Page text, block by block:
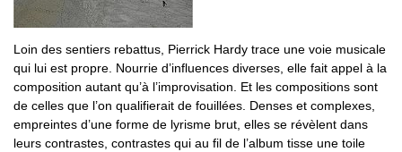
Loin des sentiers rebattus, Pierrick Hardy trace une voie musicale
qui lui est propre. Nourrie d’influences diverses, elle fait appel à la
composition autant qu’à l’improvisation. Et les compositions sont
de celles que l’on qualifierait de fouillées. Denses et complexes,
empreintes d’une forme de lyrisme brut, elles se révèlent dans
leurs contrastes, contrastes qui au fil de l’album tisse une toile